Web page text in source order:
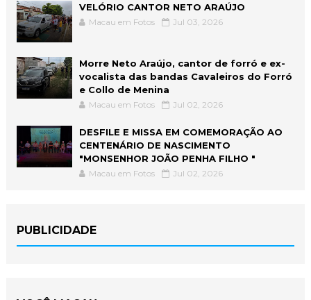
VELÓRIO CANTOR NETO ARAÚJO
Macau em Fotos Jul 03, 2026
Morre Neto Araújo, cantor de forró e ex-
vocalista das bandas Cavaleiros do Forró
e Collo de Menina
Macau em Fotos Jul 02, 2026
DESFILE E MISSA EM COMEMORAÇÃO AO
CENTENÁRIO DE NASCIMENTO
"MONSENHOR JOÃO PENHA FILHO "
Macau em Fotos Jul 02, 2026
PUBLICIDADE